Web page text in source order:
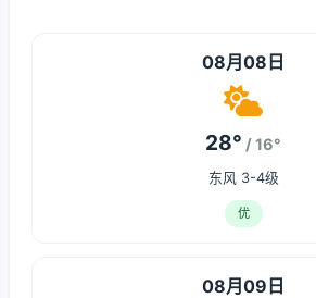
08月08日
28° / 16°
东风 3-4级
优
08月09日